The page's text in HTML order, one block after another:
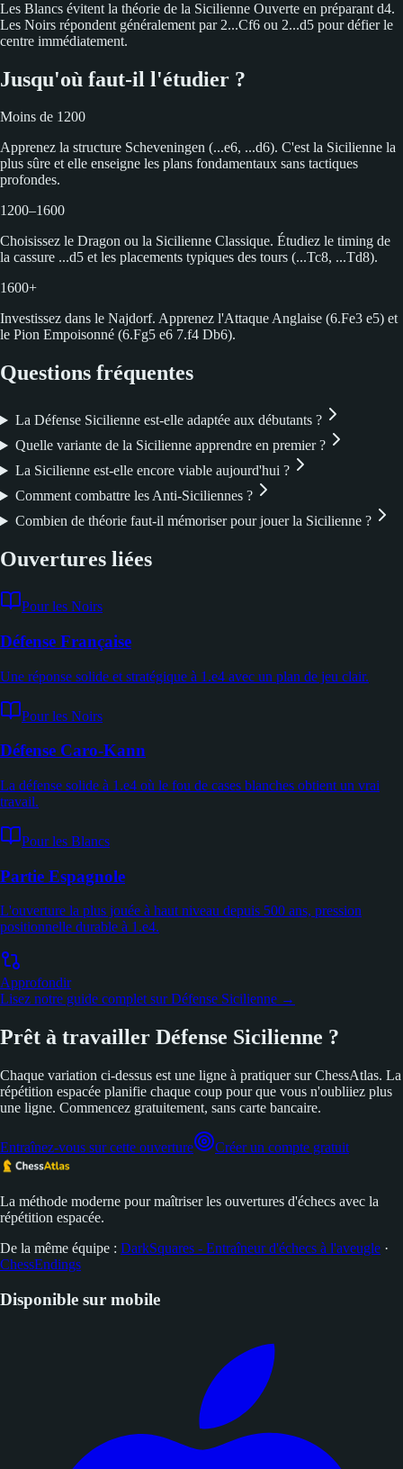
Les Blancs évitent la théorie de la Sicilienne Ouverte en préparant d4.
Les Noirs répondent généralement par 2...Cf6 ou 2...d5 pour défier le
centre immédiatement.
Jusqu'où faut-il l'étudier ?
Moins de 1200
Apprenez la structure Scheveningen (...e6, ...d6). C'est la Sicilienne la
plus sûre et elle enseigne les plans fondamentaux sans tactiques
profondes.
1200–1600
Choisissez le Dragon ou la Sicilienne Classique. Étudiez le timing de
la cassure ...d5 et les placements typiques des tours (...Tc8, ...Td8).
1600+
Investissez dans le Najdorf. Apprenez l'Attaque Anglaise (6.Fe3 e5) et
le Pion Empoisonné (6.Fg5 e6 7.f4 Db6).
Questions fréquentes
La Défense Sicilienne est-elle adaptée aux débutants ?
Quelle variante de la Sicilienne apprendre en premier ?
La Sicilienne est-elle encore viable aujourd'hui ?
Comment combattre les Anti-Siciliennes ?
Combien de théorie faut-il mémoriser pour jouer la Sicilienne ?
Ouvertures liées
Pour les Noirs
Défense Française
Une réponse solide et stratégique à 1.e4 avec un plan de jeu clair.
Pour les Noirs
Défense Caro-Kann
La défense solide à 1.e4 où le fou de cases blanches obtient un vrai
travail.
Pour les Blancs
Partie Espagnole
L'ouverture la plus jouée à haut niveau depuis 500 ans, pression
positionnelle durable à 1.e4.
Approfondir
Lisez notre guide complet sur Défense Sicilienne →
Prêt à travailler Défense Sicilienne ?
Chaque variation ci-dessus est une ligne à pratiquer sur ChessAtlas. La
répétition espacée planifie chaque coup pour que vous n'oubliiez plus
une ligne. Commencez gratuitement, sans carte bancaire.
Entraînez-vous sur cette ouverture Créer un compte gratuit
La méthode moderne pour maîtriser les ouvertures d'échecs avec la
répétition espacée.
De la même équipe : DarkSquares - Entraîneur d'échecs à l'aveugle ·
ChessEndings
Disponible sur mobile